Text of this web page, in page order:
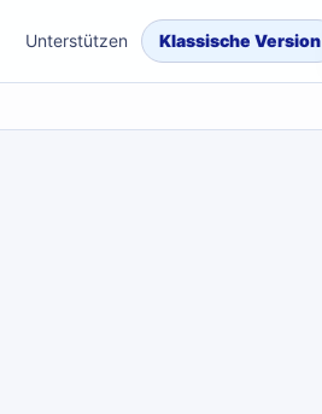
Unterstützen Klassische Version